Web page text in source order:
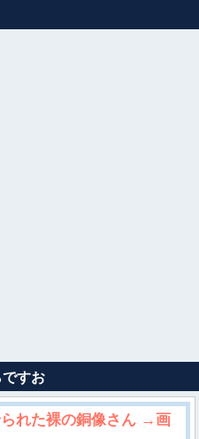
すお
られた裸の銅像さん →画